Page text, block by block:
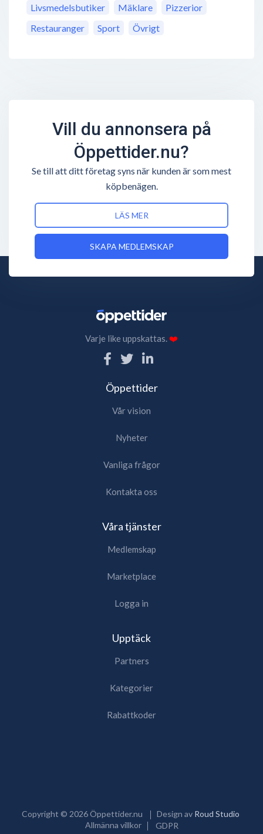
Livsmedelsbutiker
Mäklare
Pizzerior
Restauranger
Sport Övrigt
Vill du annonsera på
Öppettider.nu?
Se till att ditt företag syns när kunden är som mest
köpbenägen.
LÄS MER
SKAPA MEDLEMSKAP
Varje like uppskattas.❤️
Öppettider
Vår vision
Nyheter
Vanliga frågor
Kontakta oss
Våra tjänster
Medlemskap
Marketplace
Logga in
Upptäck
Partners
Kategorier
Rabattkoder
Copyright © 2026Öppettider.nu Design av Roud Studio
Allmänna villkor
GDPR